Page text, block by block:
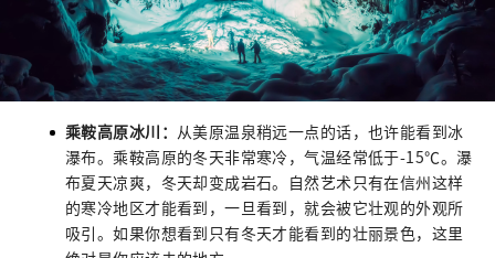
乘鞍高原冰川： 从美原温泉稍远一点的话，也许能看到冰
瀑布。乘鞍高原的冬天非常寒冷，气温经常低于-15℃。瀑
布夏天凉爽，冬天却变成岩石。自然艺术只有在信州这样
的寒冷地区才能看到，一旦看到，就会被它壮观的外观所
吸引。如果你想看到只有冬天才能看到的壮丽景色，这里